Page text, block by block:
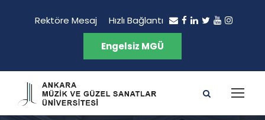
Rektöre Mesaj Hızlı Bağlantı
Engelsiz MGÜ